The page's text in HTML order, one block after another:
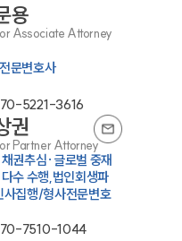
용
Associate Attorney
문변호사
5221-3616
권
Partner Attorney
권추심·글로벌 중재
수 수행,법인회생파
사집행/형사전문변호
7510-1044